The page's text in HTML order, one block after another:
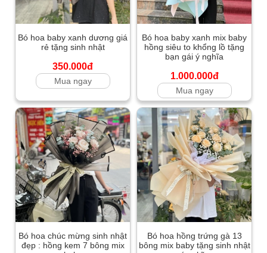
Bó hoa baby xanh dương giá
rẻ tặng sinh nhật
350.000đ
Mua ngay
Bó hoa baby xanh mix baby
hồng siêu to khổng lồ tặng
bạn gái ý nghĩa
1.000.000đ
Mua ngay
Bó hoa chúc mừng sinh nhật
đẹp : hồng kem 7 bông mix
Bó hoa hồng trứng gà 13
bông mix baby tặng sinh nhật